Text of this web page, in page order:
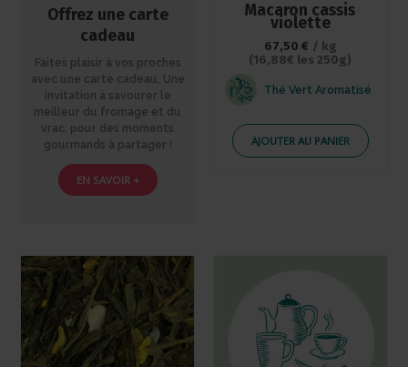
Offrez une carte
cadeau
Faites plaisir à vos proches
avec une carte cadeau. Une
invitation à savourer le
meilleur du fromage et du
vrac, pour des moments
gourmands à partager !
EN SAVOIR +
Macaron cassis
violette
67,50 € / kg
(16,88€ les 250g)
Thé Vert Aromatisé
AJOUTER AU PANIER